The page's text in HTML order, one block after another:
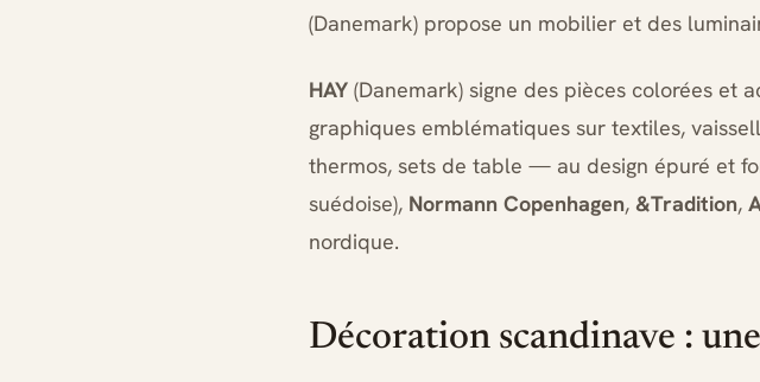
(Danemark) propose un mobilier et des
HAY (Danemark) signe des pièces colorées et
graphiques emblématiques sur textiles,
thermos, sets de table — au design épuré et
suédoise), Normann Copenhagen, &Tradition,
nordique.
Décoration scandinave :